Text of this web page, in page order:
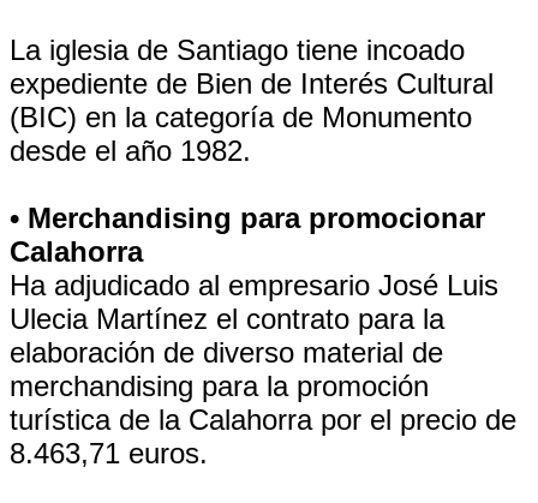
La iglesia de Santiago tiene incoado
expediente de Bien de Interés Cultural
(BIC) en la categoría de Monumento
desde el año 1982.
• Merchandising para promocionar
Calahorra
Ha adjudicado al empresario José Luis
Ulecia Martínez el contrato para la
elaboración de diverso material de
merchandising para la promoción
turística de la Calahorra por el precio de
8.463,71 euros.